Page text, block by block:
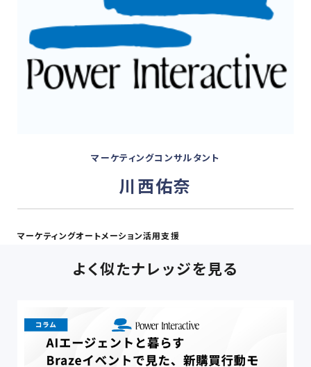
マーケティングコンサルタント
川西佑奈
マーケティングオートメーション活用支援
よく似たナレッジを見る